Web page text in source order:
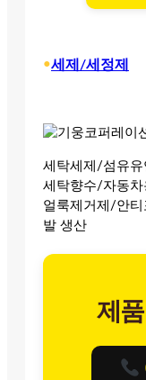
•세제/세정제
세탁세제/섬유유
세탁향수/자동차
얼룩제거제/안
발 생산
제